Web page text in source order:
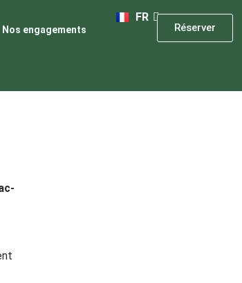
Nos engagements
FR
DE
Réserver